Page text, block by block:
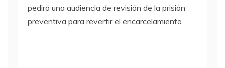
pedirá una audiencia de revisión de la prisión
preventiva para revertir el encarcelamiento.